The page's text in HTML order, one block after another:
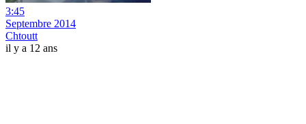
3:45
Septembre 2014
Chtoutt
il y a 12 ans